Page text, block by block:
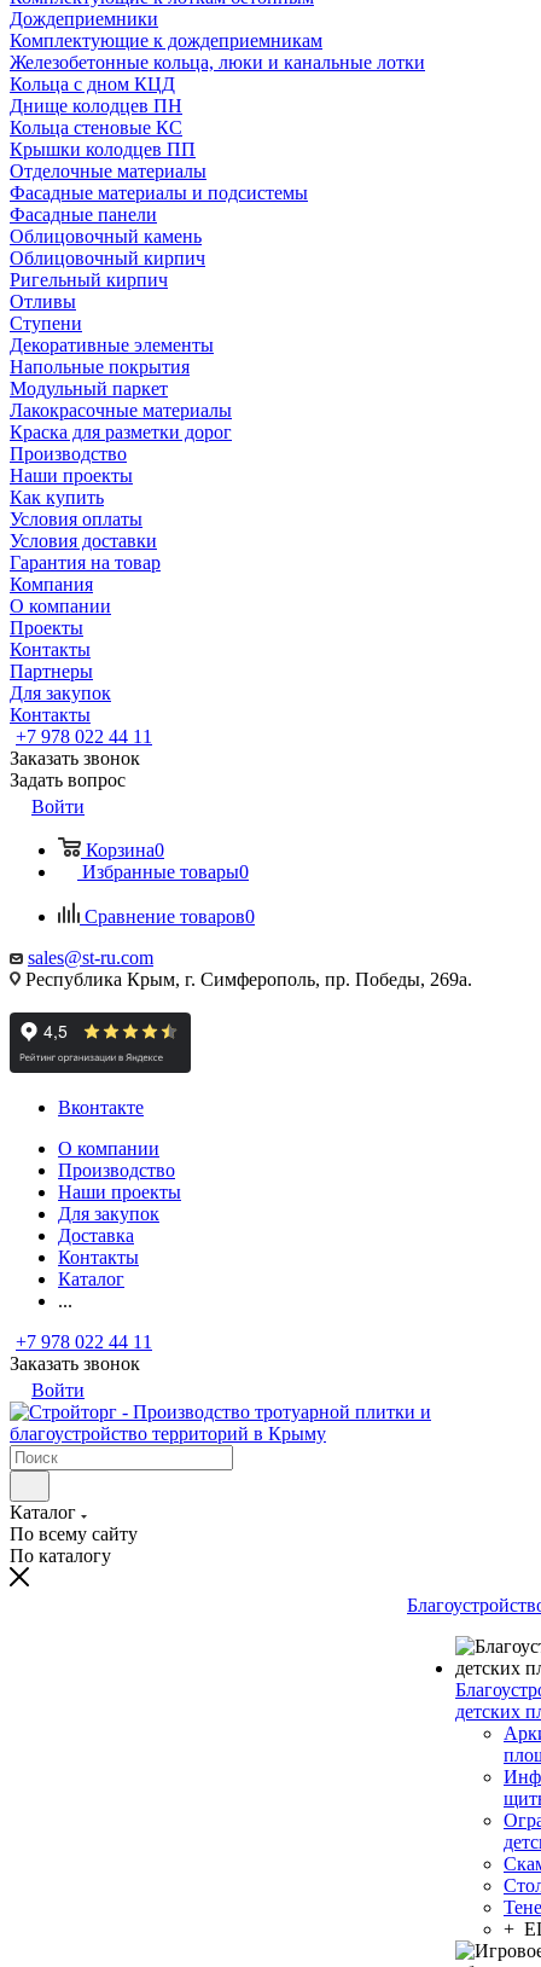
Дождеприемники
Комплектующие к дождеприемникам
Железобетонные кольца, люки и канальные лотки
Кольца с дном КЦД
Днище колодцев ПН
Кольца стеновые КС
Крышки колодцев ПП
Отделочные материалы
Фасадные материалы и подсистемы
Фасадные панели
Облицовочный камень
Облицовочный кирпич
Ригельный кирпич
Отливы
Ступени
Декоративные элементы
Напольные покрытия
Модульный паркет
Лакокрасочные материалы
Краска для разметки дорог
Производство
Наши проекты
Как купить
Условия оплаты
Условия доставки
Гарантия на товар
Компания
О компании
Проекты
Контакты
Партнеры
Для закупок
Контакты
+7 978 022 44 11
Заказать звонок
Задать вопрос
Войти
Корзина0
Избранные товары0
Сравнение товаров0
sales@st-ru.com
Республика Крым, г. Симферополь, пр. Победы, 269а.
Вконтакте
О компании
Производство
Наши проекты
Для закупок
Доставка
Контакты
Каталог
...
+7 978 022 44 11
Заказать звонок
Войти
Каталог
По всему сайту
По каталогу
детских
+